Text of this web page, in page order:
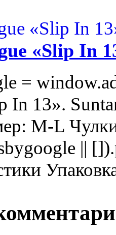
«Slip In
=
In 13».
M-L
||